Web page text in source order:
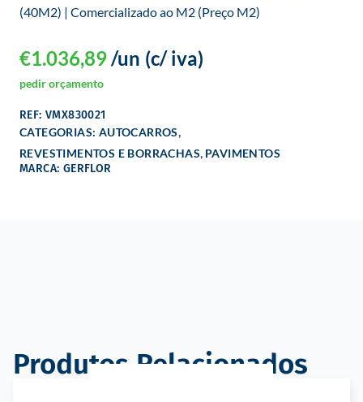
(40M2) | Comercializado ao M2 (Preço M2)
€1.036,89 (c/ iva)
/un
pedir orçamento
REF: VMX830021
CATEGORIAS: AUTOCARROS,
REVESTIMENTOS E BORRACHAS, PAVIMENTOS
MARCA: GERFLOR
Produtos Relacionados